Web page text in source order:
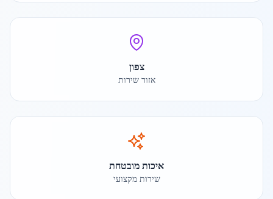
צפון
אזור שירות
איכות מובטחת
שירות מקצועי